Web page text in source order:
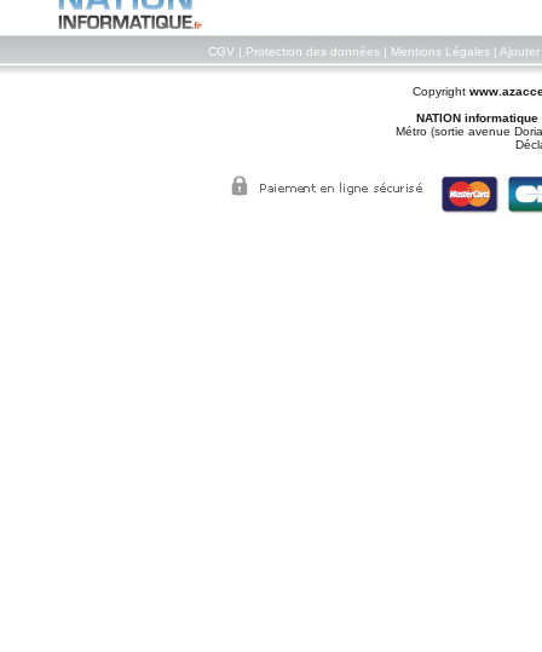
CGV| Protection des données| Mentions Légales| Ajouter
Copyright
NATION informatique
Métro (sortie avenue